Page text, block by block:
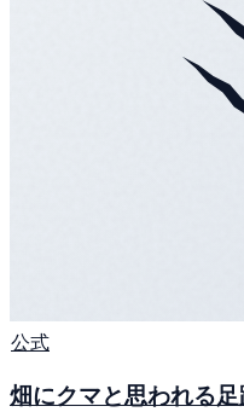
公式
畑にクマと思われる足